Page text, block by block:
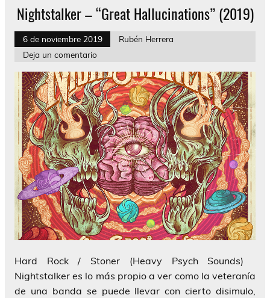
Nightstalker – “Great Hallucinations” (2019)
6 de noviembre 2019
Rubén Herrera
Deja un comentario
Hard Rock / Stoner (Heavy Psych Sounds)
Nightstalker es lo más propio a ver como la veteranía
de una banda se puede llevar con cierto disimulo,